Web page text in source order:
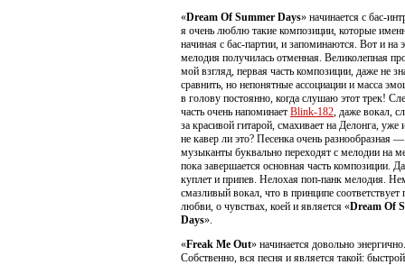
«Dream Of Summer Days» начинается с бас-
я очень люблю такие композиции, которые
начиная с бас-партии, и запоминаются. Вот и на
мелодия получилась отменная. Великолепная
мой взгляд, первая часть композиции, даже не
сравнить, но непонятные ассоциации и масса
в голову постоянно, когда слушаю этот трек!
часть очень напоминает Blink-182, даже вокал,
за красивой гитарой, смахивает на Делонга, уже
не кавер ли это? Песенка очень разнообразная —
музыканты буквально переходят с мелодии на
пока завершается основная часть композиции.
куплет и припев. Нелохая поп-панк мелодия.
смазливый вокал, что в принципе соответствует
любви, о чувствах, коей и является «Dream Of
Days».
«Freak Me Out» начинается довольно энергично.
Собственно, вся песня и является такой: